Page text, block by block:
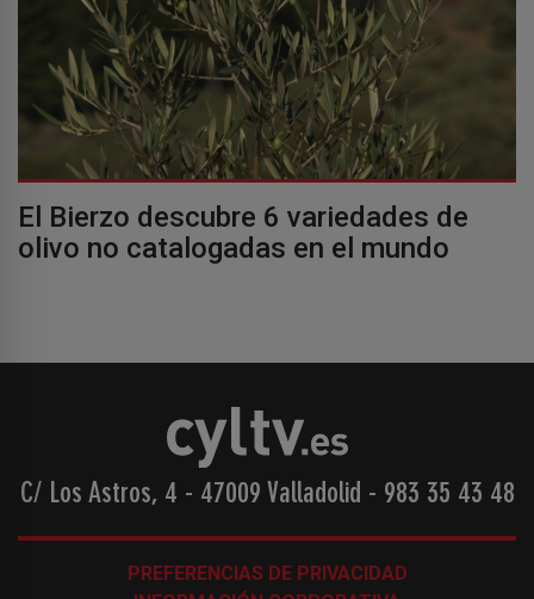
El Bierzo descubre 6 variedades de
olivo no catalogadas en el mundo
C/ Los Astros, 4 - 47009 Valladolid - 983 35 43 48
PREFERENCIAS DE PRIVACIDAD